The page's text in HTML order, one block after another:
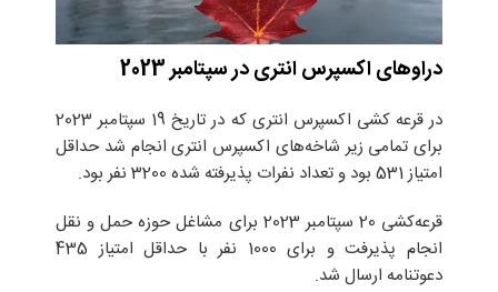
دراو‌های اکسپرس انتری در سپتامبر 2023
در قرعه کشی اکسپرس انتری که در تاریخ 19 سپتامبر 2023
برای تمامی زیر شاخه‌های اکسپرس انتری انجام شد حداقل
امتیاز 531 بود و تعداد نفرات پذیرفته شده 3200 نفر بود.
قرعه‌کشی 20 سپتامبر 2023 برای مشاغل حوزه‌ حمل و نقل
انجام پذیرفت و برای 1000 نفر با حداقل امتیاز 435
دعوتنامه ارسال شد.